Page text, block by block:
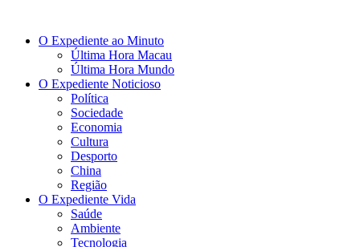
O Expediente ao Minuto
Última Hora Macau
Última Hora Mundo
O Expediente Noticioso
Política
Sociedade
Economia
Cultura
Desporto
China
Região
O Expediente Vida
Saúde
Ambiente
Tecnologia